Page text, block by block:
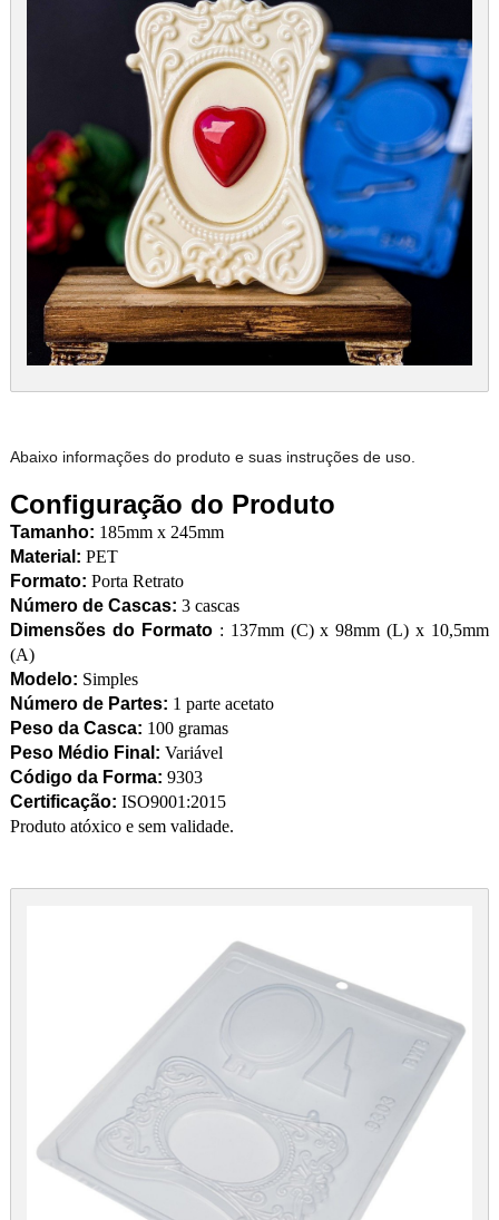
Abaixo informações do produto e suas instruções de uso.
Configuração do Produto
Tamanho: 185mm x 245mm
Material: PET
Formato: Porta Retrato
Número de Cascas: 3 cascas
Dimensões do Formato : 137mm (C) x 98mm (L) x 10,5mm
(A)
Modelo: Simples
Número de Partes: 1 parte acetato
Peso da Casca: 100 gramas
Peso Médio Final: Variável
Código da Forma: 9303
Certificação: ISO9001:2015
Produto atóxico e sem validade.